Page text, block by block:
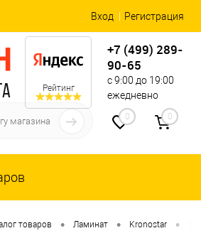
Вход Регистрация
Рейтинг
+7 (499) 289-
90-65
с 9:00 до 19:00
ежедневно
0 0
товаров • Ламинат • Kronostar •